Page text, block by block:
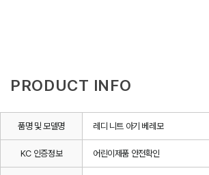
PRODUCT INFO
품명 및 모델명 레디 니트 아기 베레모
KC 인증정보 어린이제품 안전확인